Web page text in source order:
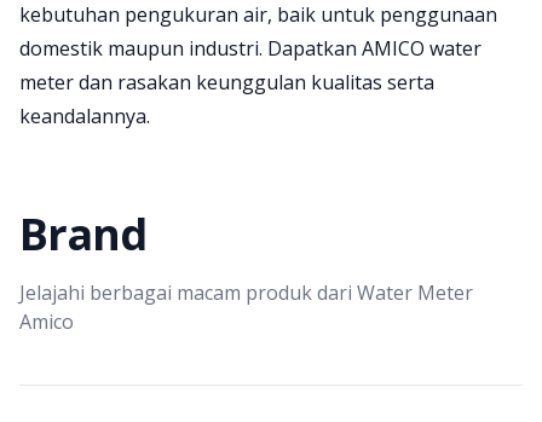
kebutuhan pengukuran air, baik untuk penggunaan
domestik maupun industri. Dapatkan AMICO water
meter dan rasakan keunggulan kualitas serta
keandalannya.
Brand
Jelajahi berbagai macam produk dari Water Meter
Amico